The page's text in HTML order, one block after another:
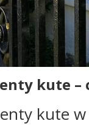
kute –
kute